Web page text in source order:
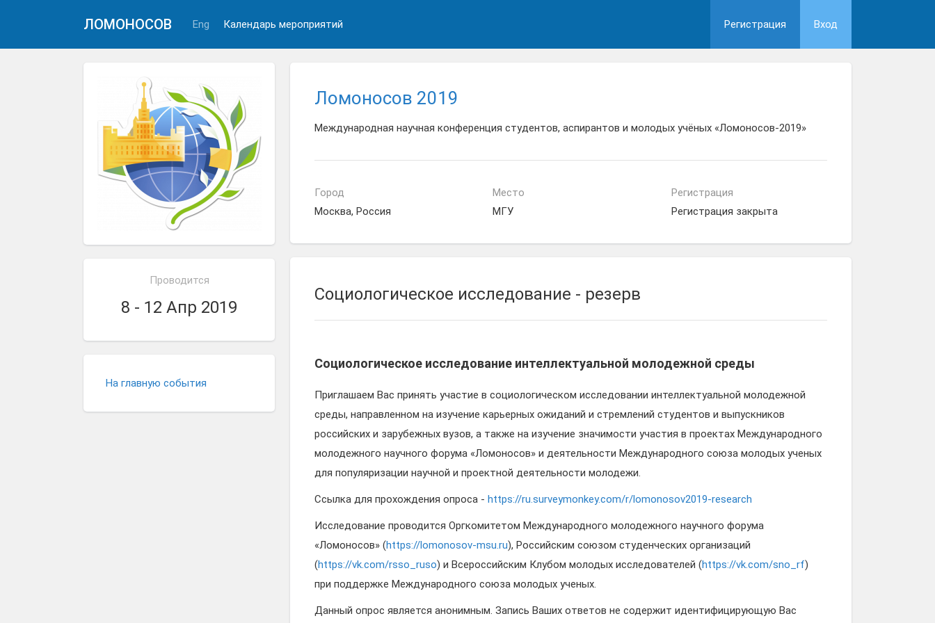
ЛОМОНОСОВ Eng Календарь мероприятий Регистрация Вход
Проводится
8 - 12 Апр 2019
На главную события
Ломоносов 2019
Международная научная конференция студентов, аспирантов и молодых учёных «Ломоносов-2019»
Город
Москва, Россия
Место
МГУ
Регистрация
Регистрация закрыта
Социологическое исследование - резерв
Социологическое исследование интеллектуальной молодежной среды
Приглашаем Вас принять участие в социологическом исследовании интеллектуальной молодежной
среды, направленном на изучение карьерных ожиданий и стремлений студентов и выпускников
российских и зарубежных вузов, а также на изучение значимости участия в проектах Международного
молодежного научного форума «Ломоносов» и деятельности Международного союза молодых ученых
для популяризации научной и проектной деятельности молодежи.
Ссылка для прохождения опроса - https://ru.surveymonkey.com/r/lomonosov2019-research
Исследование проводится Оргкомитетом Международного молодежного научного форума
«Ломоносов» (https://lomonosov-msu.ru), Российским союзом студенческих организаций
(https://vk.com/rsso_ruso) и Всероссийским Клубом молодых исследователей (https://vk.com/sno_rf)
при поддержке Международного союза молодых ученых.
Данный опрос является анонимным. Запись Ваших ответов не содержит идентифицирующую Вас